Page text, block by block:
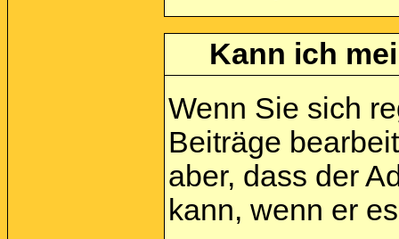
Kann ich
Wenn Sie sich
Beiträge
aber, dass der
kann, wenn er